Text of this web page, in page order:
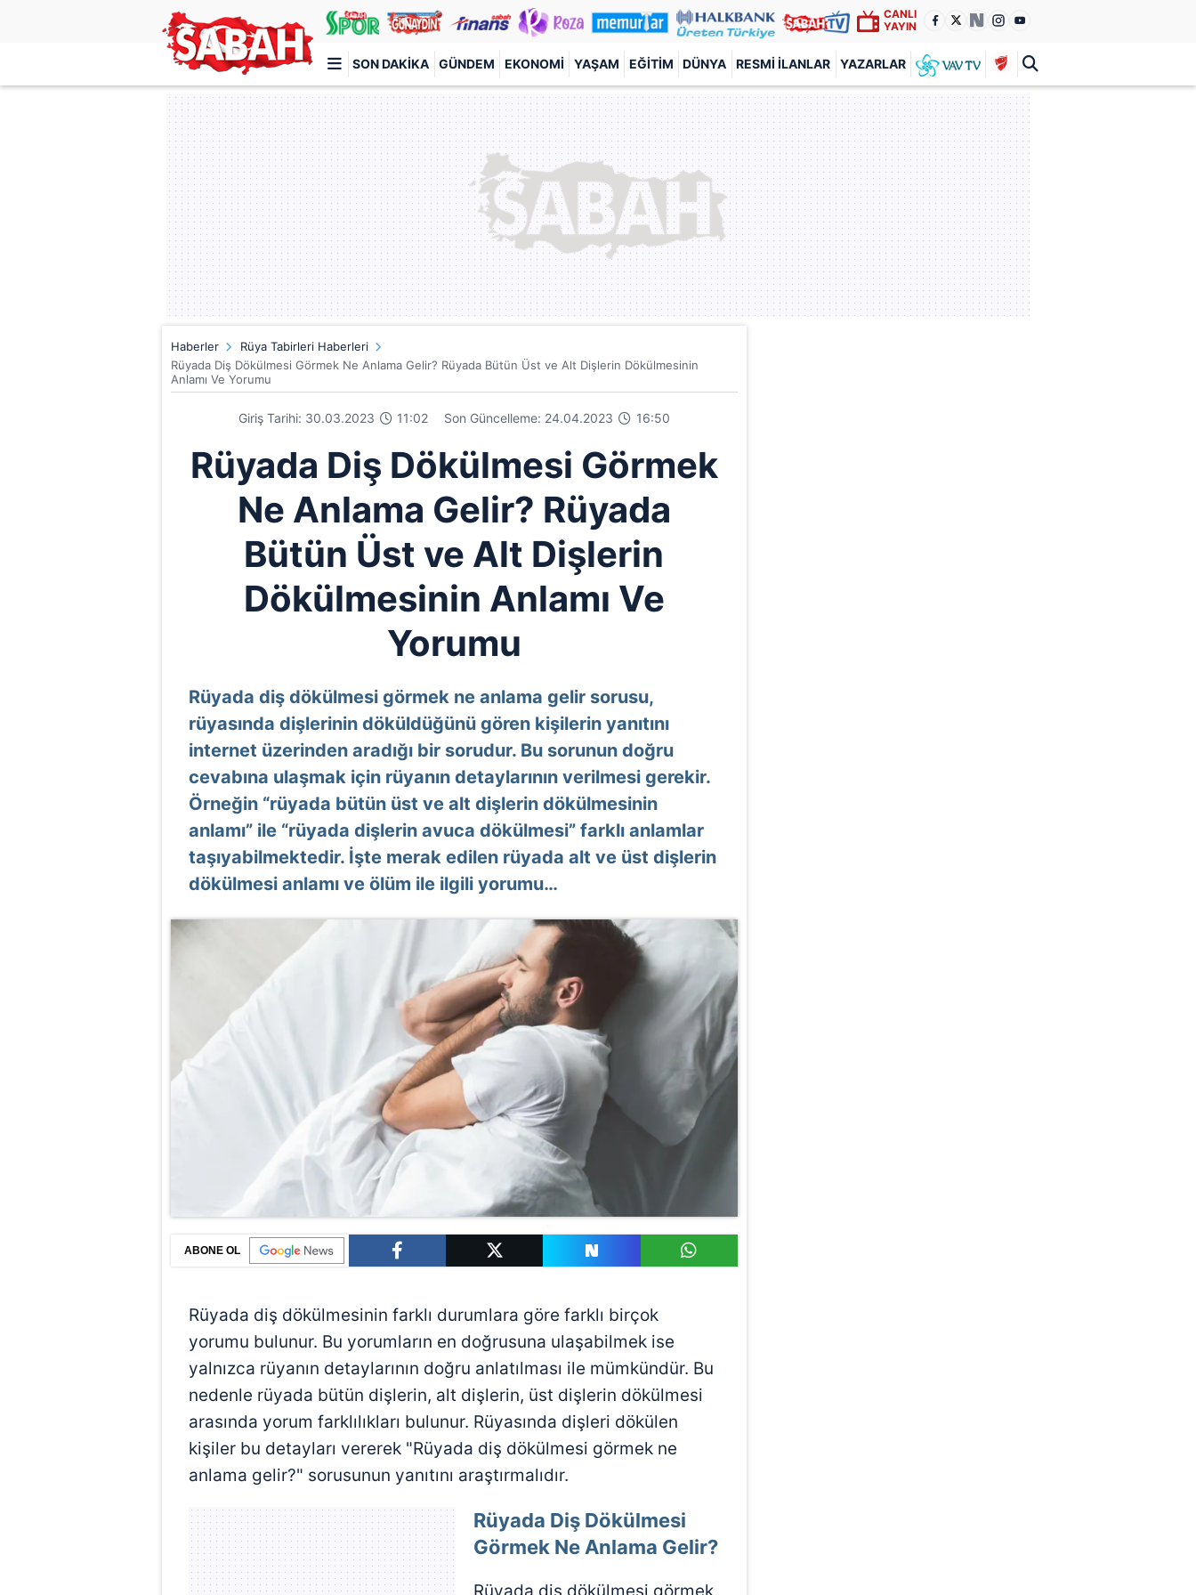
CANLI
YAYIN
SON DAKIKA GÜNDEM EKONOMI YAŞAM EĞITIM DÜNYA RESMI İLANLAR YAZARLAR
Türkiye'nin en iyi haber sitesi
Haberler
Rüya Tabirleri Haberleri
Rüyada Diş Dökülmesi Görmek Ne Anlama Gelir? Rüyada Bütün Üst ve Alt Dişlerin Dökülmesinin
Anlamı Ve Yorumu
Giriş Tarihi: 30.03.2023 11:02 Son Güncelleme: 24.04.2023 16:50
Rüyada Diş Dökülmesi Görmek
Ne Anlama Gelir? Rüyada
Bütün Üst ve Alt Dişlerin
Dökülmesinin Anlamı Ve
Yorumu
Rüyada diş dökülmesi görmek ne anlama gelir sorusu,
rüyasında dişlerinin döküldüğünü gören kişilerin yanıtını
internet üzerinden aradığı bir sorudur. Bu sorunun doğru
cevabına ulaşmak için rüyanın detaylarının verilmesi gerekir.
Örneğin “rüyada bütün üst ve alt dişlerin dökülmesinin
anlamı” ile “rüyada dişlerin avuca dökülmesi” farklı anlamlar
taşıyabilmektedir. İşte merak edilen rüyada alt ve üst dişlerin
dökülmesi anlamı ve ölüm ile ilgili yorumu…
ABONE OL
Rüyada diş dökülmesinin farklı durumlara göre farklı birçok
yorumu bulunur. Bu yorumların en doğrusuna ulaşabilmek ise
yalnızca rüyanın detaylarının doğru anlatılması ile mümkündür. Bu
nedenle rüyada bütün dişlerin, alt dişlerin, üst dişlerin dökülmesi
arasında yorum farklılıkları bulunur. Rüyasında dişleri dökülen
kişiler bu detayları vererek "Rüyada diş dökülmesi görmek ne
anlama gelir?" sorusunun yanıtını araştırmalıdır.
Rüyada Diş Dökülmesi
Görmek Ne Anlama Gelir?